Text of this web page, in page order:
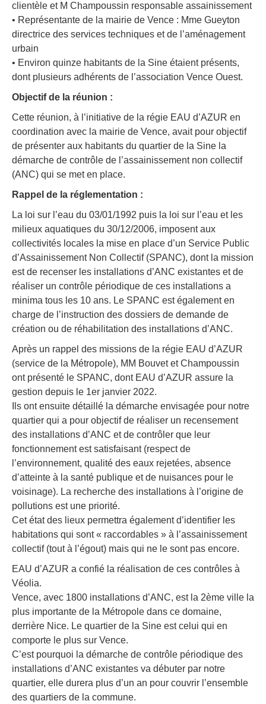
clientèle et M Champoussin responsable assainissement
• Représentante de la mairie de Vence : Mme Gueyton
directrice des services techniques et de l’aménagement
urbain
• Environ quinze habitants de la Sine étaient présents,
dont plusieurs adhérents de l’association Vence Ouest.
Objectif de la réunion :
Cette réunion, à l’initiative de la régie EAU d’AZUR en
coordination avec la mairie de Vence, avait pour objectif
de présenter aux habitants du quartier de la Sine la
démarche de contrôle de l’assainissement non collectif
(ANC) qui se met en place.
Rappel de la réglementation :
La loi sur l’eau du 03/01/1992 puis la loi sur l’eau et les
milieux aquatiques du 30/12/2006, imposent aux
collectivités locales la mise en place d’un Service Public
d’Assainissement Non Collectif (SPANC), dont la mission
est de recenser les installations d’ANC existantes et de
réaliser un contrôle périodique de ces installations a
minima tous les 10 ans. Le SPANC est également en
charge de l’instruction des dossiers de demande de
création ou de réhabilitation des installations d’ANC.
Après un rappel des missions de la régie EAU d’AZUR
(service de la Métropole), MM Bouvet et Champoussin
ont présenté le SPANC, dont EAU d’AZUR assure la
gestion depuis le 1er janvier 2022.
Ils ont ensuite détaillé la démarche envisagée pour notre
quartier qui a pour objectif de réaliser un recensement
des installations d’ANC et de contrôler que leur
fonctionnement est satisfaisant (respect de
l’environnement, qualité des eaux rejetées, absence
d’atteinte à la santé publique et de nuisances pour le
voisinage). La recherche des installations à l’origine de
pollutions est une priorité.
Cet état des lieux permettra également d’identifier les
habitations qui sont « raccordables » à l’assainissement
collectif (tout à l’égout) mais qui ne le sont pas encore.
EAU d’AZUR a confié la réalisation de ces contrôles à
Véolia.
Vence, avec 1800 installations d’ANC, est la 2ème ville la
plus importante de la Métropole dans ce domaine,
derrière Nice. Le quartier de la Sine est celui qui en
comporte le plus sur Vence.
C’est pourquoi la démarche de contrôle périodique des
installations d’ANC existantes va débuter par notre
quartier, elle durera plus d’un an pour couvrir l’ensemble
des quartiers de la commune.